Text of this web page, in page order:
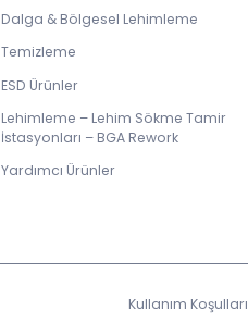
Dalga & Bölgesel Lehimleme
Temizleme
ESD Ürünler
Lehimleme – Lehim Sökme Tamir
İstasyonları – BGA Rework
Yardımcı Ürünler
Kullanım Koşulları